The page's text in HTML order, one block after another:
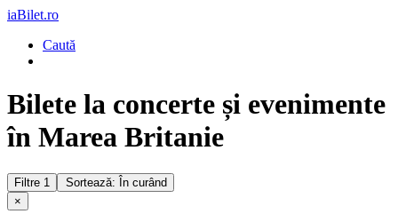
iaBilet.ro
Caută
Bilete la concerte și evenimente
în Marea Britanie
Filtre 1
Sortează: În curând
×